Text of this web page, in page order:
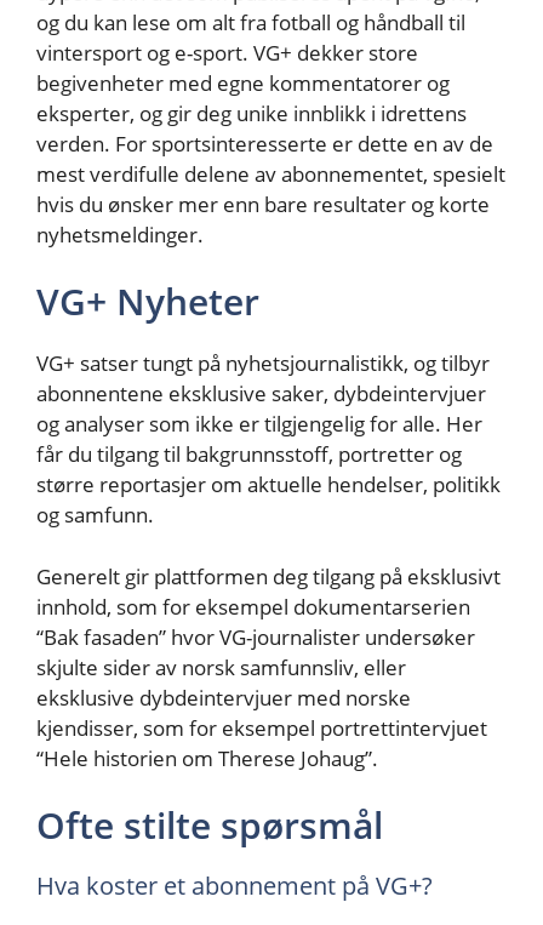
og du kan lese om alt fra fotball og håndball til
vintersport og e-sport. VG+ dekker store
begivenheter med egne kommentatorer og
eksperter, og gir deg unike innblikk i idrettens
verden. For sportsinteresserte er dette en av de
mest verdifulle delene av abonnementet, spesielt
hvis du ønsker mer enn bare resultater og korte
nyhetsmeldinger.
VG+ Nyheter
VG+ satser tungt på nyhetsjournalistikk, og tilbyr
abonnentene eksklusive saker, dybdeintervjuer
og analyser som ikke er tilgjengelig for alle. Her
får du tilgang til bakgrunnsstoff, portretter og
større reportasjer om aktuelle hendelser, politikk
og samfunn.
Generelt gir plattformen deg tilgang på eksklusivt
innhold, som for eksempel dokumentarserien
“Bak fasaden” hvor VG-journalister undersøker
skjulte sider av norsk samfunnsliv, eller
eksklusive dybdeintervjuer med norske
kjendisser, som for eksempel portrettintervjuet
“Hele historien om Therese Johaug”.
Ofte stilte spørsmål
Hva koster et abonnement på VG+?